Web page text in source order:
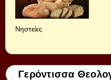
Νηστείες
Γερόντισσα